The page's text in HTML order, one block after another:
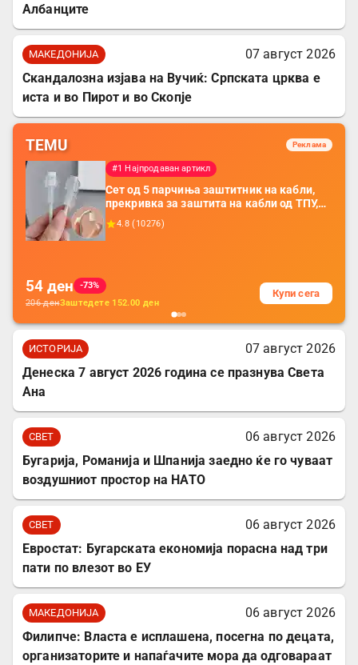
Албанците
МАКЕДОНИЈА
07 август 2026
Скандалозна изјава на Вучиќ: Српската црква е
иста и во Пирот и во Скопје
TEMU Реклама
#1 Најпродаван артикл
Сет од 5 парчиња заштитник на кабли,
прекривка за заштита на кабли од ТПУ,
додатоци за заштита на кабли, без
батерија, за мобилни телефони, комплет
4.8 (10276)
54 ден
-73%
206денЗаштедете 152.00 ден
Купи сега
ИСТОРИЈА
07 август 2026
Денеска 7 август 2026 година се празнува Света
Ана
СВЕТ
06 август 2026
Бугарија, Романија и Шпанија заедно ќе го чуваат
воздушниот простор на НАТО
СВЕТ
06 август 2026
Евростат: Бугарската економија порасна над три
пати по влезот во ЕУ
МАКЕДОНИЈА
06 август 2026
Филипче: Власта е исплашена, посегна по децата,
организаторите и напаѓачите мора да одговараат